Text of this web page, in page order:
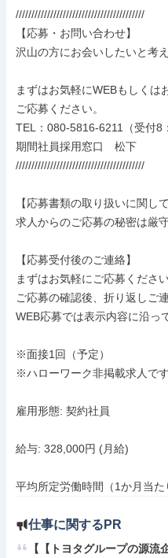
/////////////////////////////////////////
【応募・お問い合わせ】
沢山の方にお会いしたいと考
まずはお気軽にWEBもしくは
ご応募ください。
TEL：080-5816-6211（受付8
期間社員採用窓口　松下
/////////////////////////////////////////
【応募書類の取り扱いに関して
求人からのご応募の秘密は厳守
【応募受付後のご連絡】
まずはお気軽にご応募ください
ご応募の確認後、折り返しご
WEB応募では表示内容に沿っ
※面接1回（予定）
※ハローワーク非掲載求人です
雇用形態: 契約社員
給与: 328,000円 (月給)
平均所定労働時間（1か月当た
仕事に関するPR
【【トヨタグループの源